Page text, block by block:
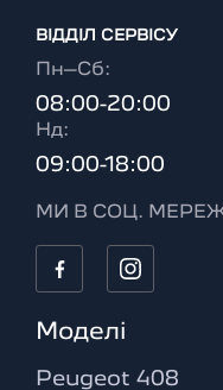
ВІДДІЛ CЕРВІСУ
Пн–Сб:
08:00-20:00
Нд:
09:00-18:00
МИ В СОЦ.
Моделі
Peugeot 408